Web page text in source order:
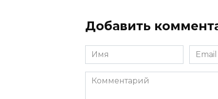
Добавить
Имя Email
Комментарий